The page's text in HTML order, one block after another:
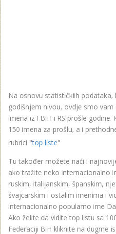
Na osnovu statističkiih
godišnjem nivou, ovdje smo
imena iz FBiH i RS prošle
150 imena za prošlu, a i
rubrici "top liste"
Tu također možete naći i
ako tražite neko internacionalno
ruskim, italijanskim, španskim,
švajcarskim i ostalim imenima i
internacionalno popularno ime
Ako želite da vidite top listu sa
Federaciji BiH kliknite na dugme